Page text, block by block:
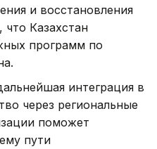
и восстановления
Казахстан
программ по
интеграция в
через региональные
поможет
пути